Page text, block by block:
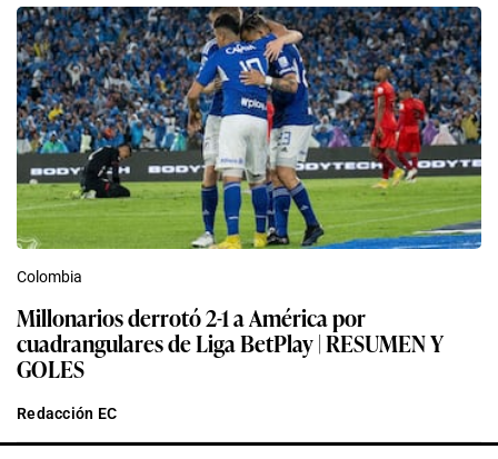
Colombia
Millonarios derrotó 2-1 a América por
cuadrangulares de Liga BetPlay | RESUMEN Y
GOLES
Redacción EC